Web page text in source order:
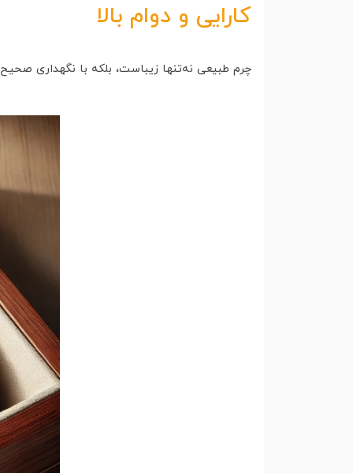
کارایی و دوام بالا
چرم طبیعی نه‌تنها زیباست، بلکه با نگهداری صحیح